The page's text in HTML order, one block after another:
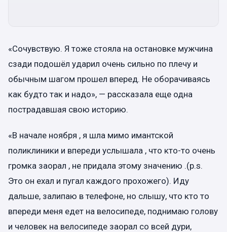
«Сочувствую. Я тоже стояла на остановке мужчина
сзади подошёл ударил очень сильно по плечу и
обычным шагом прошел вперед. Не оборачиваясь
как будто так и надо», — рассказала еще одна
пострадавшая свою историю.
«В начале ноября , я шла мимо имантской
поликлиники и впереди услышала , что кто-то очень
громка заорал , не придала этому значению .(p.s.
Это он ехал и пугал каждого прохожего). Иду
дальше, залипаю в телефоне, но слышу, что кто то
впереди меня едет на велосипеде, поднимаю голову
и человек на велосипеде заорал со всей дури,